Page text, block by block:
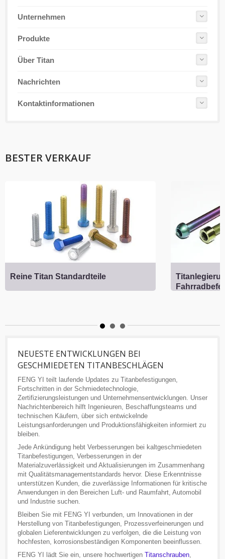
Unternehmen
Produkte
Über Titan
Nachrichten
Kontaktinformationen
BESTER VERKAUF
Reine Titan Standardteile
NEUESTE ENTWICKLUNGEN BEI
GESCHMIEDETEN TITANBESCHLÄGEN
FENG YI teilt laufende Updates zu Titanbefestigungen,
Fortschritten in der Schmiedetechnologie,
Zertifizierungsleistungen und Unternehmensentwicklungen. Unser
Nachrichtenbereich hilft Ingenieuren, Beschaffungsteams und
technischen Käufern, über sich entwickelnde
Leistungsanforderungen und Produktionsfähigkeiten informiert zu
bleiben.
Jede Ankündigung hebt Verbesserungen bei kaltgeschmiedeten
Titanbefestigungen, Verbesserungen in der
Materialzuverlässigkeit und Aktualisierungen im Zusammenhang
mit Qualitätsmanagementstandards hervor. Diese Erkenntnisse
unterstützen Kunden, die zuverlässige Informationen für kritische
Anwendungen in den Bereichen Luft- und Raumfahrt, Automobil
und Industrie suchen.
Bleiben Sie mit FENG YI verbunden, um Innovationen in der
Herstellung von Titanbefestigungen, Prozessverfeinerungen und
globalen Lieferentwicklungen zu verfolgen, die die Leistung von
hochfesten, korrosionsbeständigen Komponenten beeinflussen.
FENG YI lädt Sie ein, unsere hochwertigen Titanschrauben